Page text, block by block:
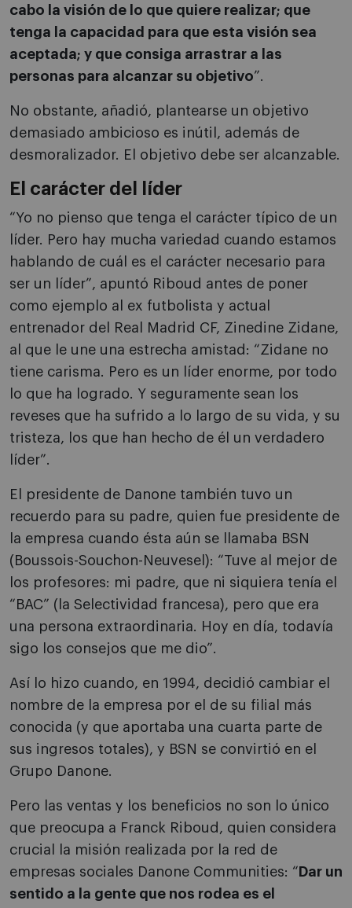
cabo la visión de lo que quiere realizar; que
tenga la capacidad para que esta visión sea
aceptada; y que consiga arrastrar a las
personas para alcanzar su objetivo”.
No obstante, añadió, plantearse un objetivo
demasiado ambicioso es inútil, además de
desmoralizador. El objetivo debe ser alcanzable.
El carácter del líder
“Yo no pienso que tenga el carácter típico de un
líder. Pero hay mucha variedad cuando estamos
hablando de cuál es el carácter necesario para
ser un líder”, apuntó Riboud antes de poner
como ejemplo al ex futbolista y actual
entrenador del Real Madrid CF, Zinedine Zidane,
al que le une una estrecha amistad: “Zidane no
tiene carisma. Pero es un líder enorme, por todo
lo que ha logrado. Y seguramente sean los
reveses que ha sufrido a lo largo de su vida, y su
tristeza, los que han hecho de él un verdadero
líder”.
El presidente de Danone también tuvo un
recuerdo para su padre, quien fue presidente de
la empresa cuando ésta aún se llamaba BSN
(Boussois-Souchon-Neuvesel): “Tuve al mejor de
los profesores: mi padre, que ni siquiera tenía el
“BAC” (la Selectividad francesa), pero que era
una persona extraordinaria. Hoy en día, todavía
sigo los consejos que me dio”.
Así lo hizo cuando, en 1994, decidió cambiar el
nombre de la empresa por el de su filial más
conocida (y que aportaba una cuarta parte de
sus ingresos totales), y BSN se convirtió en el
Grupo Danone.
Pero las ventas y los beneficios no son lo único
que preocupa a Franck Riboud, quien considera
crucial la misión realizada por la red de
empresas sociales Danone Communities: “ Dar un
sentido a la gente que nos rodea es el